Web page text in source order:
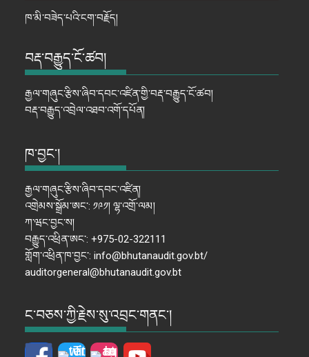
ཁ་མི་བཟེད་པའི་ངག་བརྗོད།
བརྡ་བརྒྱུད་ངོ་ཚབ།
རྒྱལ་གཞུང་རྩིས་ཞིབ་དབང་འཛིན་གྱི་བརྡ་བརྒྱུད་ངོ་ཚབ།
བརྡ་བརྒྱུད་འབྲེལ་འཐབ་འགོ་དཔོན།
ཁ་བྱང་།
རྒྱལ་གཞུང་རྩིས་ཞིབ་དབང་འཛིན།
འགྲེམས་སྒྲོམ་ཨང་: ༡༩༡། ལྷ་འགྲོ་ལམ།
ཀ་ཝང་བྱང་ས།
བརྒྱུད་འཕྲིན་ཨང་: +975-02-322111
གློག་འཕྲིན་ཁ་བྱང་: info@bhutanaudit.gov.bt/
auditorgeneral@bhutanaudit.gov.bt
ང་བཅས་ཀྱི་རྗེས་སུ་འབྲང་གནང་།